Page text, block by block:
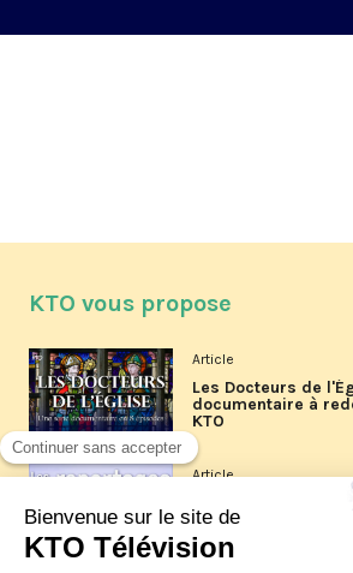
KTO vous propose
Article
Les Docteurs de
documentaire à
KTO
Article
Les reportages